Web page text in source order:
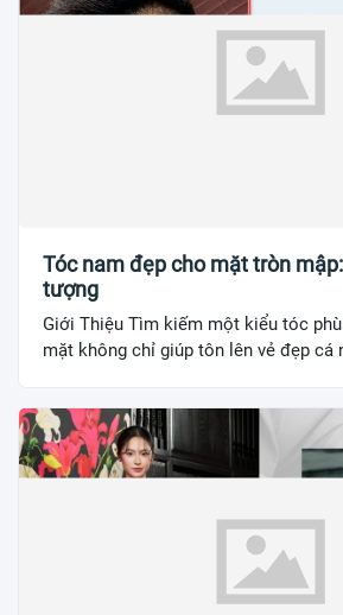
Tóc nam đẹp cho mặt tròn
tượng
Giới Thiệu Tìm kiếm một kiểu tóc
mặt không chỉ giúp tôn lên vẻ đẹp cá